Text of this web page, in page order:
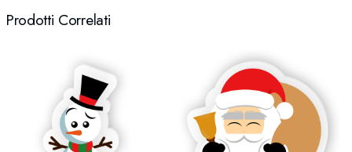
Prodotti Correlati